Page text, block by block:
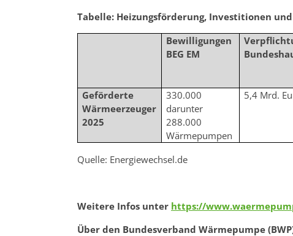
Tabelle: Heizungsförderung, Investitionen
Bewilligungen
BEG EM
Geförderte
Wärmeerzeuger
2025
330.000
darunter
288.000
Wärmepumpen
5,4 Mrd.
Quelle: Energiewechsel.de
Weitere Infos unter https://
Über den Bundesverband Wärmepumpe